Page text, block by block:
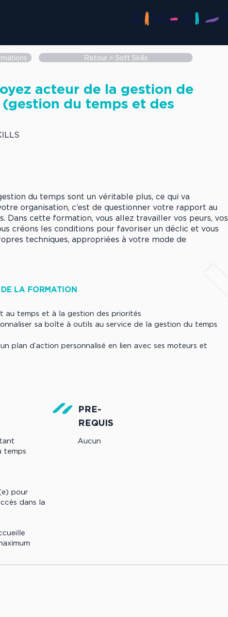
Retour > Soft Skills
acteur de la gestion de
du temps et des
du temps sont un véritable plus, ce qui va
organisation, c’est de questionner votre rapport au
Dans cette formation, vous allez travailler vos peurs, vos
créons les conditions pour favoriser un déclic et vous
techniques, appropriées à votre mode de
LA FORMATION
au temps et à la gestion des priorités
sa boîte à outils au service de la gestion du temps
plan d’action personnalisé en lien avec ses moteurs et
temps
pour
dans la
PRE-
REQUIS
Aucun